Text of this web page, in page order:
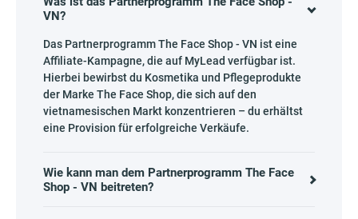
VN?
Das Partnerprogramm The Face Shop - VN ist eine
Affiliate-Kampagne, die auf MyLead verfügbar ist.
Hierbei bewirbst du Kosmetika und Pflegeprodukte
der Marke The Face Shop, die sich auf den
vietnamesischen Markt konzentrieren – du erhältst
eine Provision für erfolgreiche Verkäufe.
Wie kann man dem Partnerprogramm The Face
Shop - VN beitreten?